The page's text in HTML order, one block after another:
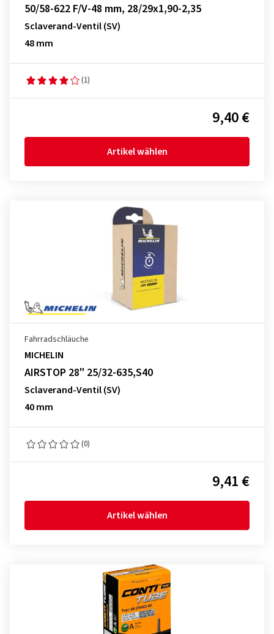
50/58-622 F/V-48 mm, 28/29x1,90-2,35
Sclaverand-Ventil (SV)
48 mm
(1)
9,40 €
Artikel wählen
Fahrradschläuche
MICHELIN
AIRSTOP 28" 25/32-635,S40
Sclaverand-Ventil (SV)
40 mm
(0)
9,41 €
Artikel wählen